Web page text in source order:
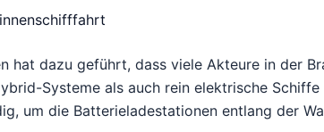
hat dazu geführt, dass viele Akteure in der
Systeme als auch rein elektrische
um die Batterieladestationen entlang der